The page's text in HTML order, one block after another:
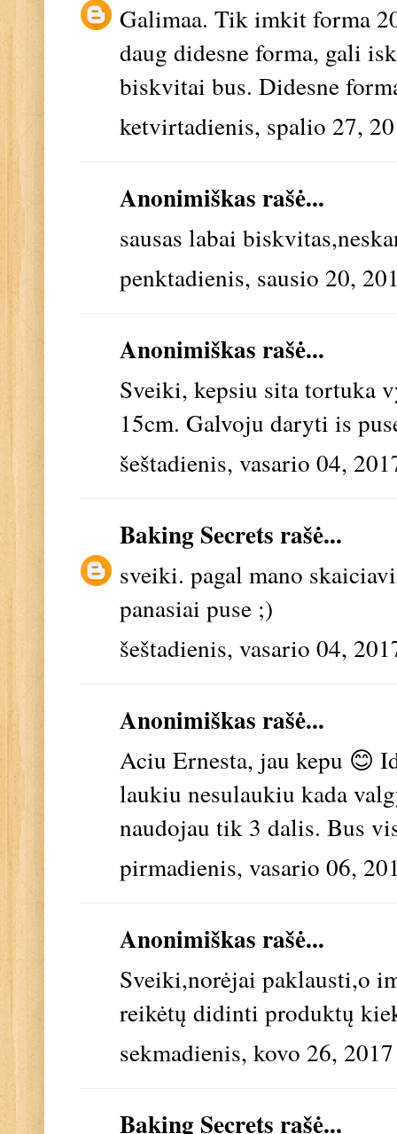
Galimaa. Tik imkit forma
daug didesne forma, gali
biskvitai bus. Didesne
ketvirtadienis, spalio 27,
Anonimiškas rašė...
sausas labai
penktadienis, sausio 20,
Anonimiškas rašė...
Sveiki, kepsiu sita tortuka
15cm. Galvoju daryti is
šeštadienis, vasario 04,
Baking Secrets rašė...
sveiki. pagal mano
panasiai puse ;)
šeštadienis, vasario 04,
Anonimiškas rašė...
Aciu Ernesta, jau kepu 😊
laukiu nesulaukiu kada
naudojau tik 3 dalis. Bus
pirmadienis, vasario 06,
Anonimiškas rašė...
Sveiki,norėjai paklausti,o
reikėtų didinti produktų
sekmadienis, kovo 26, 2017
Baking Secrets rašė...